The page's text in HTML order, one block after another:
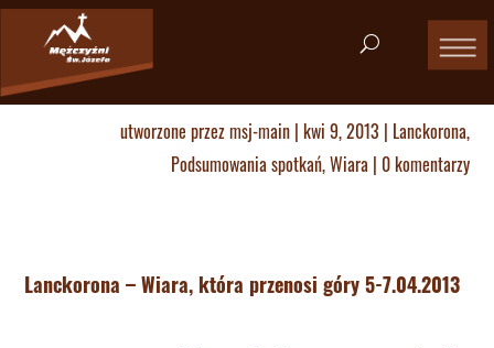
utworzone przezmsj-main| kwi 9, 2013 | Lanckorona,
Podsumowania spotkań,Wiara| 0 komentarzy
Lanckorona – Wiara, która przenosi góry 5-7.04.2013